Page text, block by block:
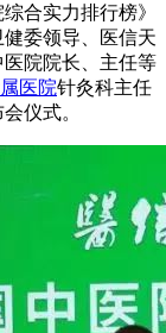
合实力排行榜》
委领导、医信天
院院长、主任等
医院针灸科主任
仪式。